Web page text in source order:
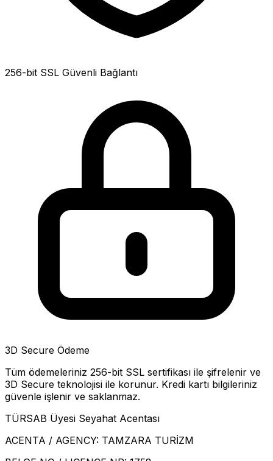
256-bit SSL Güvenli Bağlantı
3D Secure Ödeme
Tüm ödemeleriniz 256-bit SSL sertifikası ile şifrelenir ve
3D Secure teknolojisi ile korunur. Kredi kartı bilgileriniz
güvenle işlenir ve saklanmaz.
TÜRSAB Üyesi Seyahat Acentası
ACENTA / AGENCY: TAMZARA TURİZM